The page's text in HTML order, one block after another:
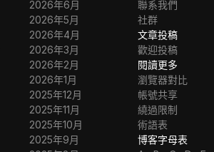
2026年6月
2026年5月
2026年4月
2026年3月
2026年2月
2026年1月
2025年12月
2025年11月
2025年10月
2025年9月
聯系我們
社群
文章投稿
歡迎投稿
閱讀更多
瀏覽器對比
帳號共享
繞過限制
術語表
博客字母表